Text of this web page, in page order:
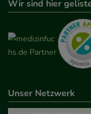
betreiben.
Statistik &
Informationen über
unserer Website
den Inhalt auf
Werbung auf
Wir sind hier
Unser Netzwerk